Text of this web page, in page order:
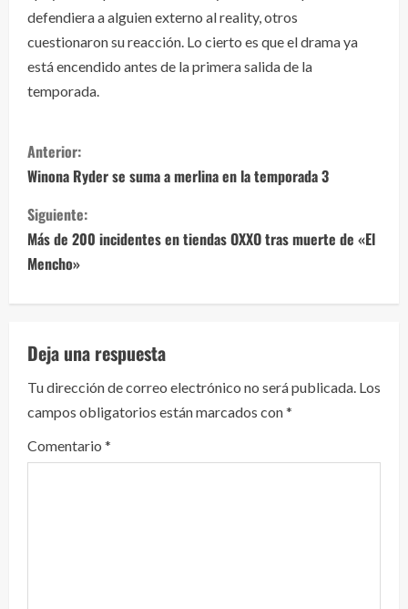
defendiera a alguien externo al reality, otros
cuestionaron su reacción. Lo cierto es que el drama ya
está encendido antes de la primera salida de la
temporada.
S
i
g
u
e
l
e
y
e
Anterior:
Winona Ryder se suma a merlina en la temporada 3
Siguiente:
Más de 200 incidentes en tiendas OXXO tras muerte de «El
Mencho»
Deja una respuesta
Tu dirección de correo electrónico no será publicada. Los
campos obligatorios están marcados con*
Comentario *